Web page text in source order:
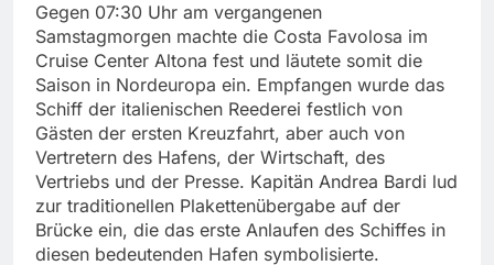
Gegen 07:30 Uhr am vergangenen
Samstagmorgen machte die Costa Favolosa im
Cruise Center Altona fest und läutete somit die
Saison in Nordeuropa ein. Empfangen wurde das
Schiff der italienischen Reederei festlich von
Gästen der ersten Kreuzfahrt, aber auch von
Vertretern des Hafens, der Wirtschaft, des
Vertriebs und der Presse. Kapitän Andrea Bardi lud
zur traditionellen Plakettenübergabe auf der
Brücke ein, die das erste Anlaufen des Schiffes in
diesen bedeutenden Hafen symbolisierte.